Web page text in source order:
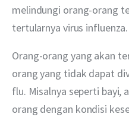
melindungi orang-orang
tertularnya virus influenza.
Orang-orang yang akan
orang yang tidak dapat
flu. Misalnya seperti bayi,
orang dengan kondisi